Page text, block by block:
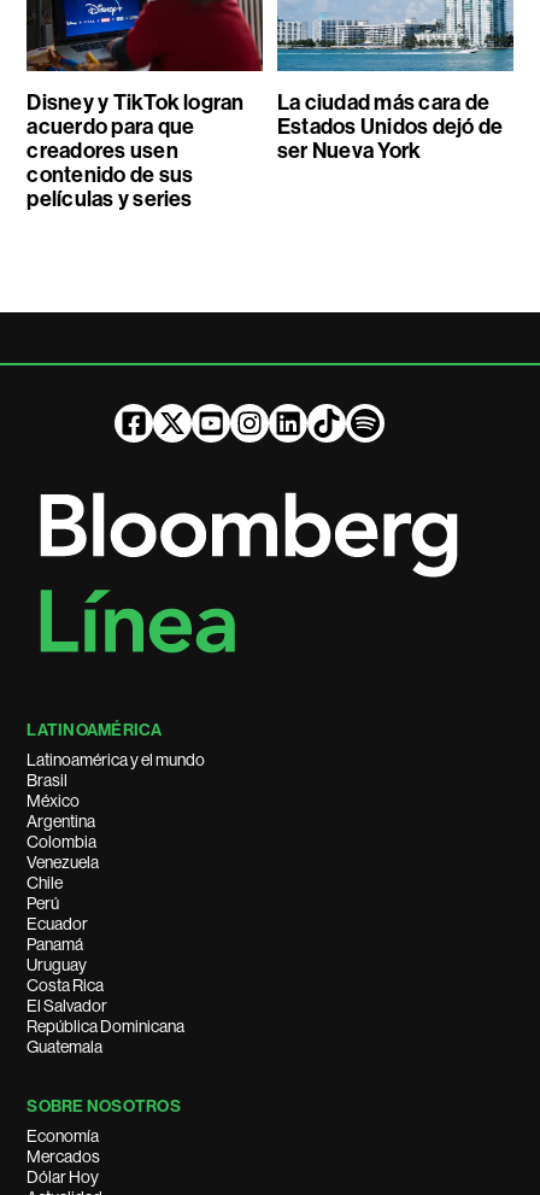
Disney y TikTok logran
acuerdo para que
creadores usen
contenido de sus
películas y series
La ciudad más cara de
Estados Unidos dejó de
ser Nueva York
LATINOAMÉRICA
Latinoamérica y el mundo
Brasil
México
Argentina
Colombia
Venezuela
Chile
Perú
Ecuador
Panamá
Uruguay
Costa Rica
El Salvador
República Dominicana
Guatemala
SOBRE NOSOTROS
Economía
Mercados
Dólar Hoy